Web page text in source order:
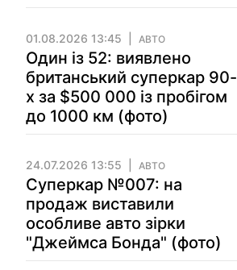
01.08.2026 13:45 АВТО
Один із 52: виявлено
британський суперкар 90-
х за $500 000 із пробігом
до 1000 км (фото)
24.07.2026 13:55 АВТО
Суперкар №007: на
продаж виставили
особливе авто зірки
"Джеймса Бонда" (фото)